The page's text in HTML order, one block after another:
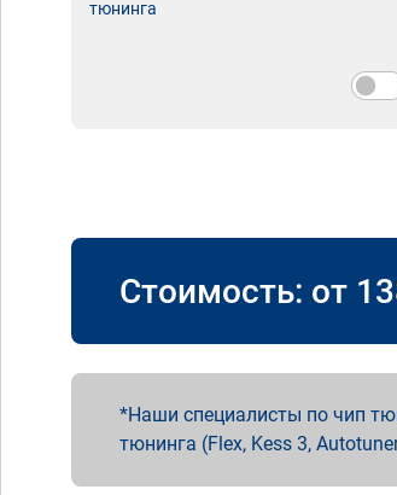
тюнинга
Стоимость: от
Наши специалисты по чип
тюнинга (Flex, Kess 3,